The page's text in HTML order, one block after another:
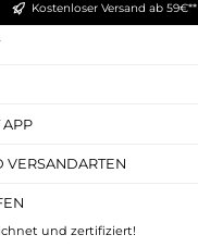
Kostenloser Versand ab 59€**
APP
VERSANDARTEN
und zertifiziert!